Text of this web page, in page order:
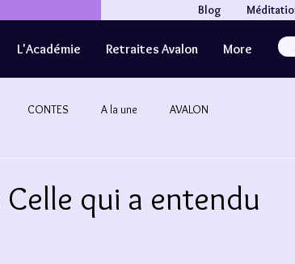
Blog
L'Académie Retraites Avalon More
CONTES A la une AVALON
Celle qui a entendu